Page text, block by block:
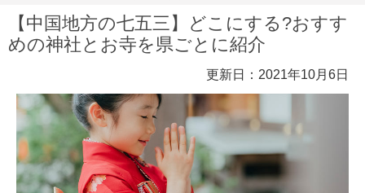
【中国地方の七五三】どこにする?おすす
めの神社とお寺を県ごとに紹介
更新日：2021年10月6日